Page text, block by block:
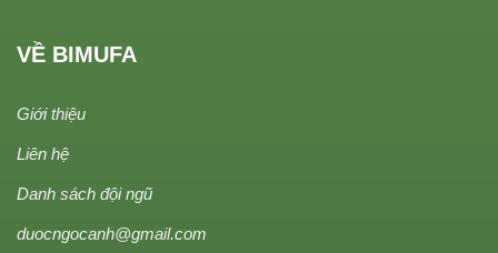
VỀ BIMUFA
Giới thiệu
Liên hệ
Danh sách đội ngũ
duocngocanh@gmail.com